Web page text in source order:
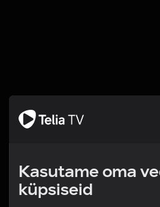
Kasutame oma
küpsiseid